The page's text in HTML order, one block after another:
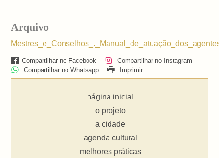
Arquivo
Compartilhar no Facebook
Compartilhar no Instagram
Compartilhar no Whatsapp
Imprimir
página inicial
o projeto
a cidade
agenda cultural
melhores práticas